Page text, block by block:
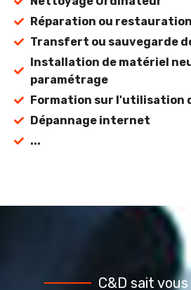
Réparation ou restauration
Transfert ou sauvegarde
Installation de matériel
paramétrage
Formation sur l'utilisation
Dépannage internet
...
C&D sait